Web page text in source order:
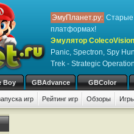
ЭмуПланет.ру: Старые
платформах!
Эмулятор
Panic, Spectron, Spy
Trek - Strategic
Boy GBAdvance GBColor
игр Рейтинг игр Обзоры